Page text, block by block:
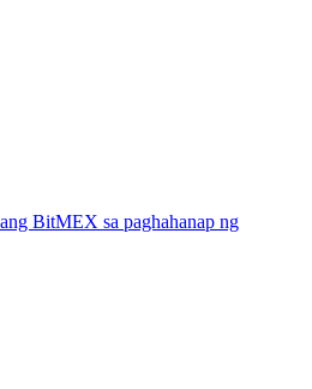
BitMEX sa paghahanap ng